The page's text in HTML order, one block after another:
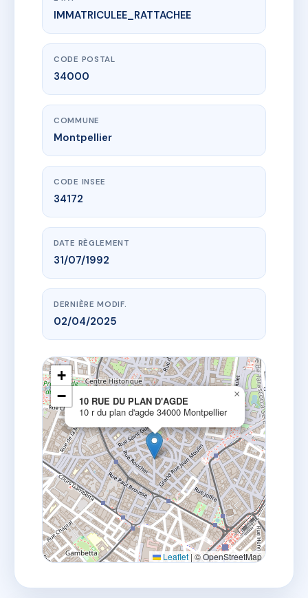
www.vme.plus/AA8010191
10 RUE DU PLAN D'AGDE
10 r du plan d'agde
IMMATRICULEE_RATTACHEE
CODE POSTAL
34000
COMMUNE
Montpellier
CODE INSEE
34172
DATE RÈGLEMENT
31/07/1992
DERNIÈRE MODIF.
02/04/2025
10 RUE DU PLAN D'AGDE
10 r du plan d'agde 34000 Montpellier
×
+
−
Leaflet | © OpenStreetMap